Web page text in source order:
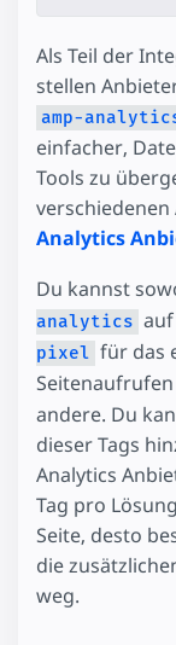
Als Teil der
stellen
amp-
einfacher,
Tools zu
Analytics
Du kannst
analytics
pixel für das
andere. Du
dieser Tags
Analytics
Tag pro
Seite, desto
die
weg.